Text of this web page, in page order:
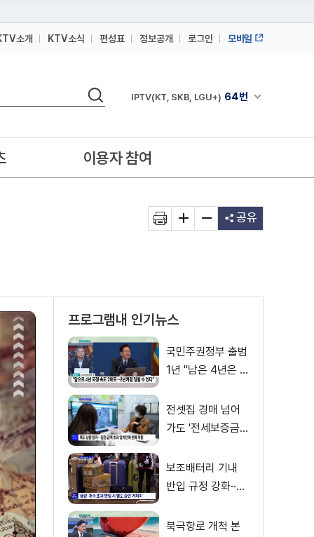
소개 KTV소식 편성표 정보공개 로그인 모바일
검색 채널안내 펼쳐
IPTV(KT, SKB, LGU+) 64번
IPTV(KT, SKB, LGU+)
이용자 참여
공유
프로그램내 인기뉴스
국민주권정부 출범
1년 "남은 4년은 8
전셋집 경매 넘어
가도 '전세보증금'
보조배터리 기내
반입 규정 강화··
북극항로 개척 본